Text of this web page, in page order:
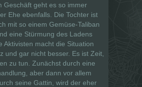
Geschäft geht es so immer
Ehe ebenfalls. Die Tochter ist
mit so einem Gemüse-Taliban
eine Stürmung des Ladens
Aktivisten macht die Situation
und gar nicht besser. Es ist Zeit,
zu tun. Zunächst durch eine
aber dann vor allem
seine Gattin, wird der eher